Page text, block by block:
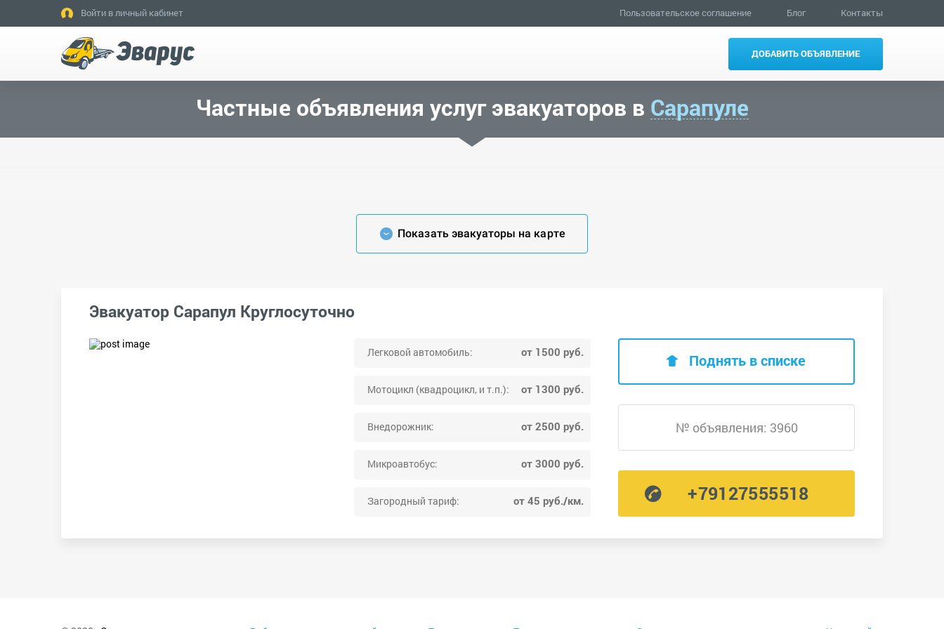
Войти в личный кабинет Пользовательское соглашение Блог Контакты
ДОБАВИТЬ ОБЪЯВЛЕНИЕ
Частные объявления услуг эвакуаторов в Сарапуле
Показать эвакуаторы на карте
Эвакуатор Сарапул Круглосуточно
Легковой автомобиль: от 1500 руб.
Мотоцикл (квадроцикл, и т.п.): от 1300 руб.
Внедорожник: от 2500 руб.
Микроавтобус: от 3000 руб.
Загородный тариф: от 45 руб./км.
Поднять в списке
№ объявления: 3960
+79127555518